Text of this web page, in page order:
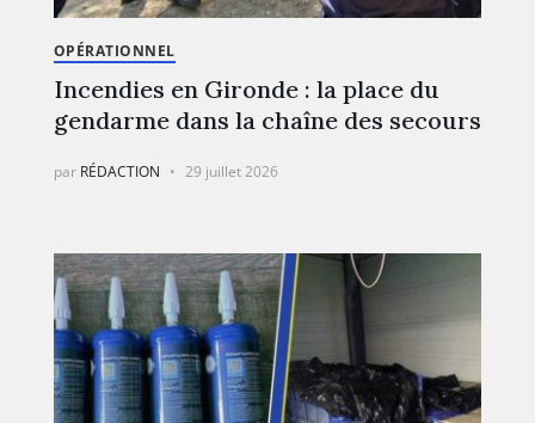
OPÉRATIONNEL
Incendies en Gironde : la place du
gendarme dans la chaîne des secours
par RÉDACTION 29 juillet 2026